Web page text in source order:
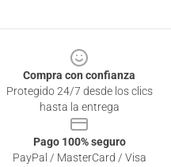
Compra con confianza
Protegido 24/7 desde los clics
hasta la entrega
Pago 100% seguro
PayPal / MasterCard / Visa